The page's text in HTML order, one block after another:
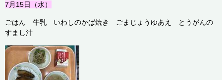
7月15日（水）
ごはん 牛乳 いわしのかば焼き ごまじょうゆあえ とうがんの
すまし汁